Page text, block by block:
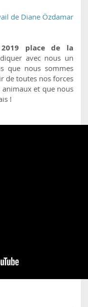
de Diane Özdamar
place de la
avec nous un
que nous sommes
de toutes nos forces
et que nous
!